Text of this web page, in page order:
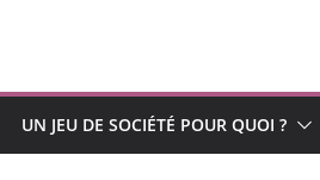
UN JEU DE SOCIÉTÉ POUR QUOI ?